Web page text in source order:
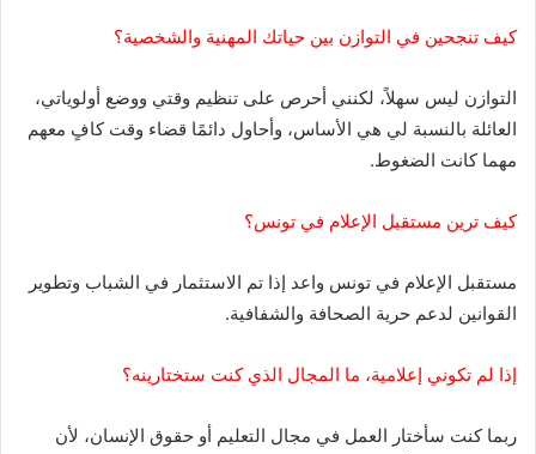
كيف تنجحين في التوازن بين حياتك المهنية والشخصية؟
التوازن ليس سهلاً، لكنني أحرص على تنظيم وقتي ووضع أولوياتي،
العائلة بالنسبة لي هي الأساس، وأحاول دائمًا قضاء وقت كافٍ معهم
مهما كانت الضغوط.
كيف ترين مستقبل الإعلام في تونس؟
مستقبل الإعلام في تونس واعد إذا تم الاستثمار في الشباب وتطوير
القوانين لدعم حرية الصحافة والشفافية.
إذا لم تكوني إعلامية، ما المجال الذي كنت ستختارينه؟
ربما كنت سأختار العمل في مجال التعليم أو حقوق الإنسان، لأن